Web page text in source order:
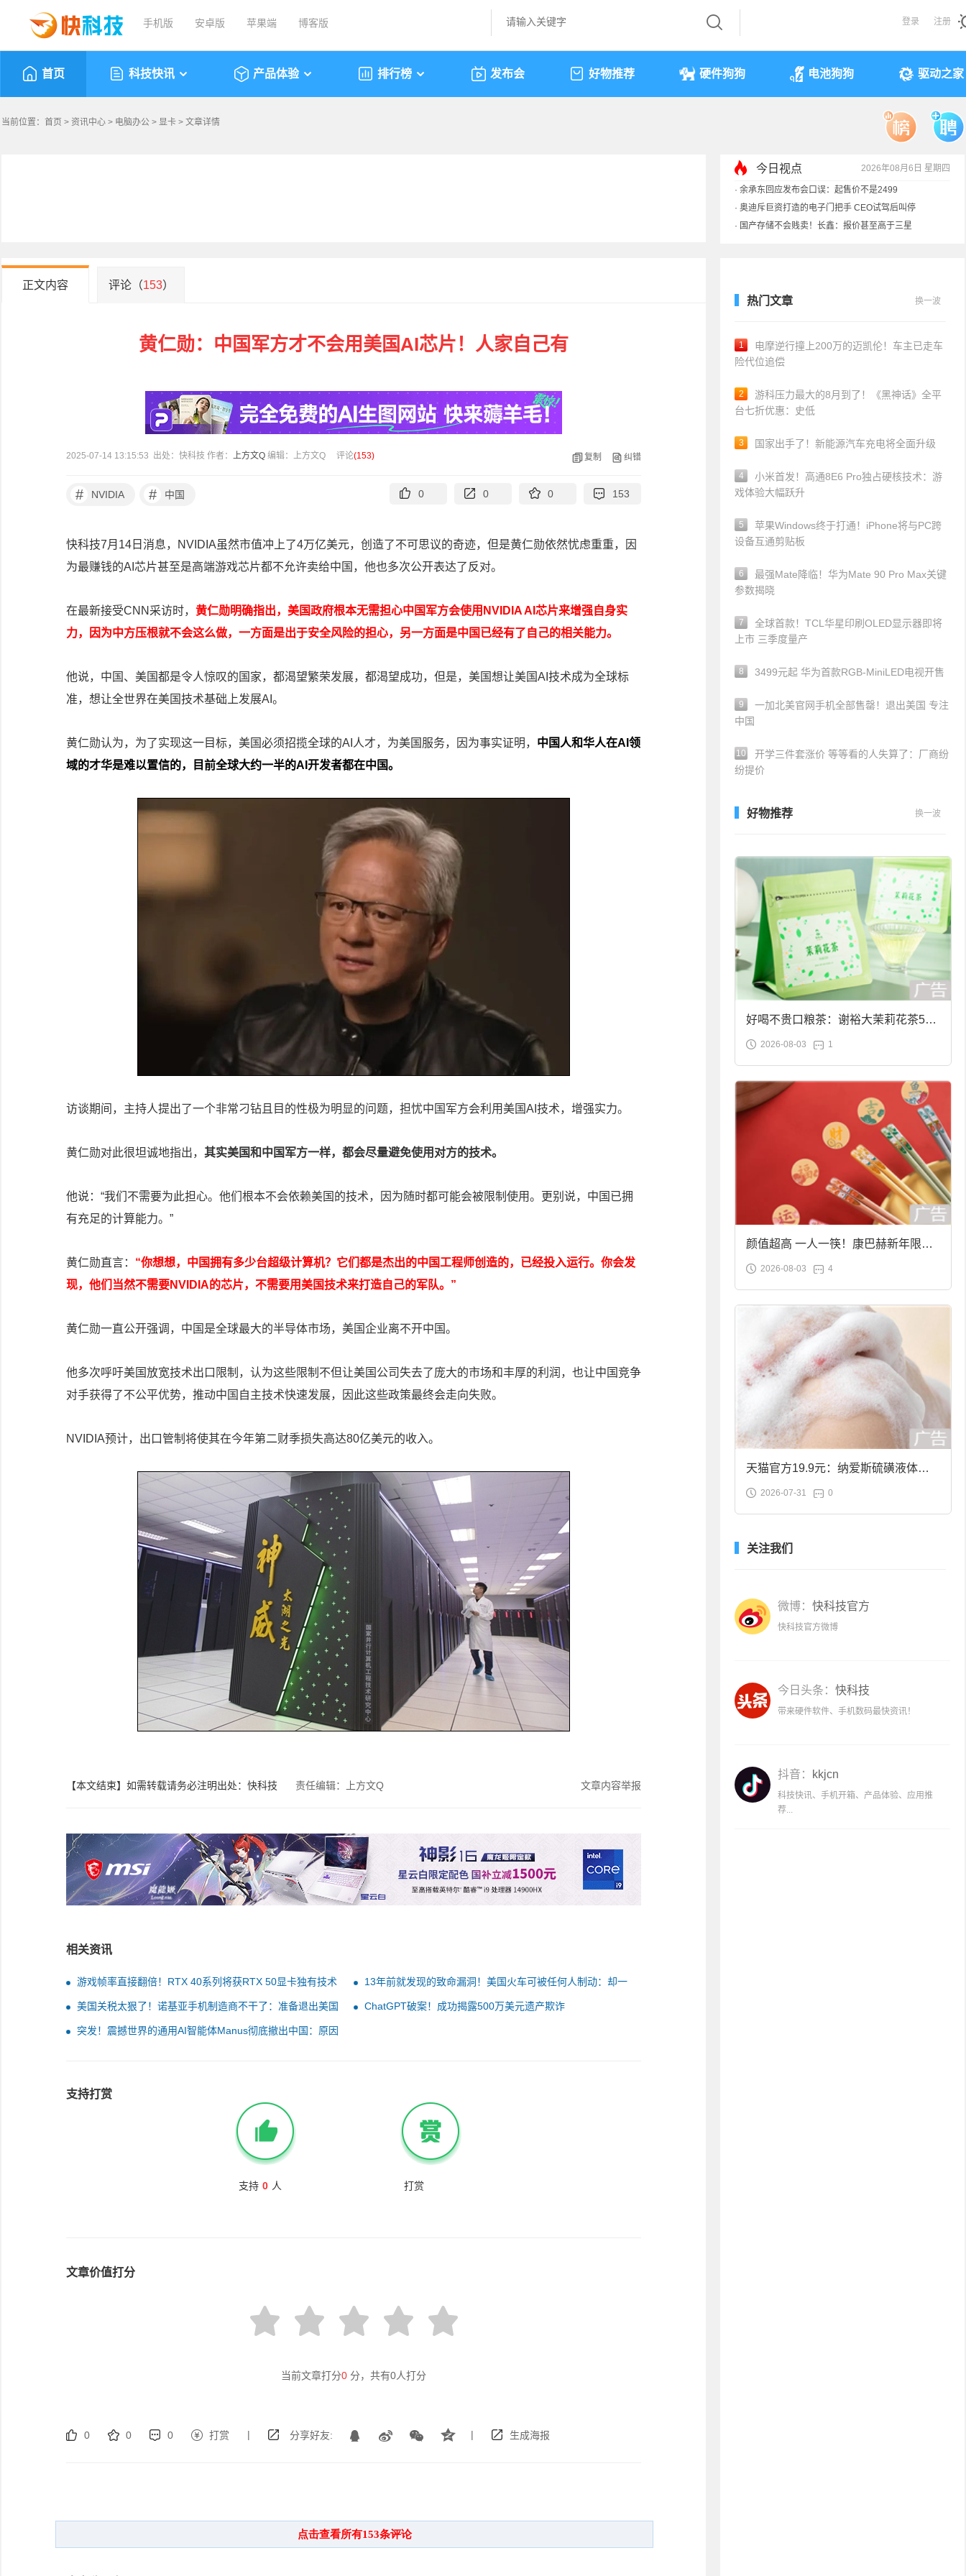
手机版 安卓版 苹果端 博客版 登录 注册
首页 科技快讯 产品体验 排行榜 发布会 好物推荐 硬件狗狗 电池狗狗 驱动之家
当前位置： 首页 > 资讯中心 > 电脑办公 > 显卡 > 文章详情
今日视点 2026年08月6日 星期四
· 余承东回应发布会口误：起售价不是2499
· 奥迪斥巨资打造的电子门把手 CEO试驾后叫停
· 国产存储不会贱卖！长鑫：报价甚至高于三星
正文内容 评论（153）
黄仁勋：中国军方才不会用美国AI芯片！人家自己有
2025-07-14 13:15:53 出处：快科技 作者： 上方文Q 编辑：上方文Q 评论(153) 复制 纠错
# NVIDIA # 中国 0 0 0 153
快科技7月14日消息，NVIDIA虽然市值冲上了4万亿美元，创造了不可思议的奇迹，但是黄仁勋依然忧虑重重，因
为最赚钱的AI芯片甚至是高端游戏芯片都不允许卖给中国，他也多次公开表达了反对。
在最新接受CNN采访时， 黄仁勋明确指出，美国政府根本无需担心中国军方会使用NVIDIA AI芯片来增强自身实
力，因为中方压根就不会这么做，一方面是出于安全风险的担心，另一方面是中国已经有了自己的相关能力。
他说，中国、美国都是令人惊叹的国家，都渴望繁荣发展，都渴望成功，但是，美国想让美国AI技术成为全球标
准，想让全世界在美国技术基础上发展AI。
黄仁勋认为，为了实现这一目标，美国必须招揽全球的AI人才，为美国服务，因为事实证明， 中国人和华人在AI领
域的才华是难以置信的，目前全球大约一半的AI开发者都在中国。
访谈期间，主持人提出了一个非常刁钻且目的性极为明显的问题，担忧中国军方会利用美国AI技术，增强实力。
黄仁勋对此很坦诚地指出， 其实美国和中国军方一样，都会尽量避免使用对方的技术。
他说：“我们不需要为此担心。他们根本不会依赖美国的技术，因为随时都可能会被限制使用。更别说，中国已拥
有充足的计算能力。”
黄仁勋直言： “你想想，中国拥有多少台超级计算机？它们都是杰出的中国工程师创造的，已经投入运行。你会发
现，他们当然不需要NVIDIA的芯片，不需要用美国技术来打造自己的军队。”
黄仁勋一直公开强调，中国是全球最大的半导体市场，美国企业离不开中国。
他多次呼吁美国放宽技术出口限制，认为这些限制不但让美国公司失去了庞大的市场和丰厚的利润，也让中国竞争
对手获得了不公平优势，推动中国自主技术快速发展，因此这些政策最终会走向失败。
NVIDIA预计，出口管制将使其在今年第二财季损失高达80亿美元的收入。
【本文结束】如需转载请务必注明出处：快科技 责任编辑：上方文Q 文章内容举报
相关资讯
游戏帧率直接翻倍！RTX 40系列将获RTX 50显卡独有技术
13年前就发现的致命漏洞！美国火车可被任何人制动：却一
美国关税太狠了！诺基亚手机制造商不干了：准备退出美国
市场
ChatGPT破案！成功揭露500万美元遗产欺诈
突发！震撼世界的通用AI智能体Manus彻底撤出中国：原因
支持打赏
支持 0 人 打赏
文章价值打分
当前文章打分0 分，共有0人打分
0 0 0 打赏 | 分享好友: | 生成海报
热门文章 换一波
1
电摩逆行撞上200万的迈凯伦！车主已走车
险代位追偿
2
游科压力最大的8月到了！《黑神话》全平
台七折优惠：史低
3 国家出手了！新能源汽车充电将全面升级
4
小米首发！高通8E6 Pro独占硬核技术：游
戏体验大幅跃升
5
苹果Windows终于打通！iPhone将与PC跨
设备互通剪贴板
6
最强Mate降临！华为Mate 90 Pro Max关键
参数揭晓
7
全球首款！TCL华星印刷OLED显示器即将
上市 三季度量产
8 3499元起 华为首款RGB-MiniLED电视开售
9
一加北美官网手机全部售罄！退出美国 专注
中国
10
开学三件套涨价 等等看的人失算了：厂商纷
纷提价
好物推荐 换一波
好喝不贵口粮茶：谢裕大茉莉花茶50g
袋装9.9元到手
2026-08-03 1
颜值超高 一人一筷！康巴赫新年限定
合金筷子大促：19.9元
2026-08-03 4
天猫官方19.9元：纳爱斯硫磺液体香
皂2斤大促
2026-07-31 0
关注我们
微博： 快科技官方
快科技官方微博
今日头条： 快科技
带来硬件软件、手机数码最快资讯！
抖音： kkjcn
科技快讯、手机开箱、产品体验、应用推
荐...